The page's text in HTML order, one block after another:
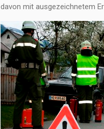
davon mit ausgezeichnetem